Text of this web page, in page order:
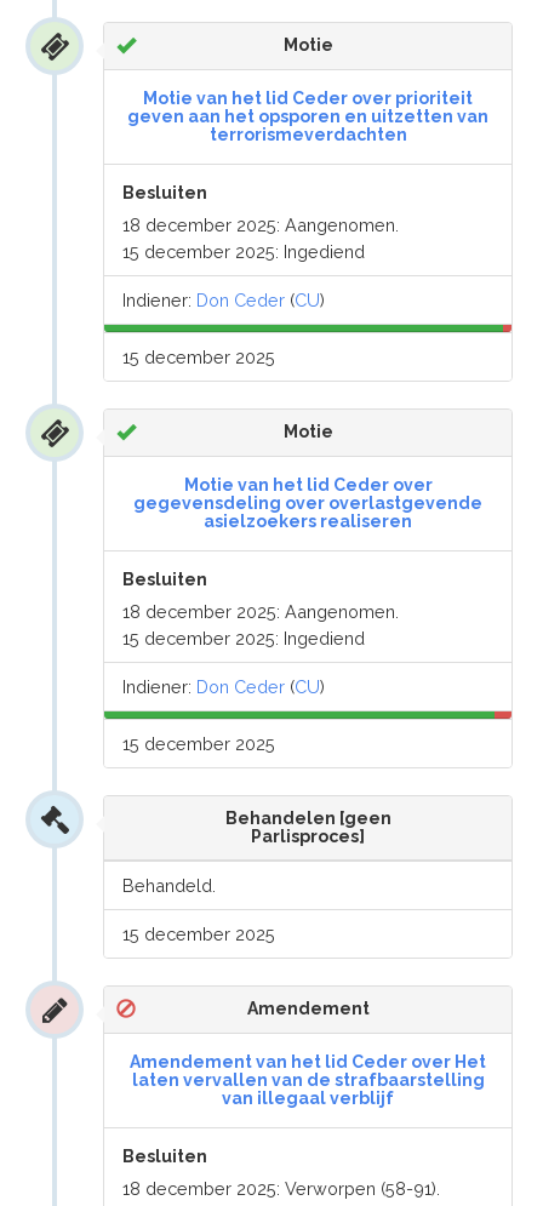
Motie
Motie van het lid Ceder over prioriteit
geven aan het opsporen en uitzetten van
terrorismeverdachten
Besluiten
18 december 2025: Aangenomen.
15 december 2025: Ingediend
Indiener: Don Ceder (CU)
15 december 2025
Motie
Motie van het lid Ceder over
gegevensdeling over overlastgevende
asielzoekers realiseren
Besluiten
18 december 2025: Aangenomen.
15 december 2025: Ingediend
Indiener: Don Ceder (CU)
15 december 2025
Behandelen [geen
Parlisproces]
Behandeld.
15 december 2025
Amendement
Amendement van het lid Ceder over Het
laten vervallen van de strafbaarstelling
van illegaal verblijf
Besluiten
18 december 2025: Verworpen (58-91).